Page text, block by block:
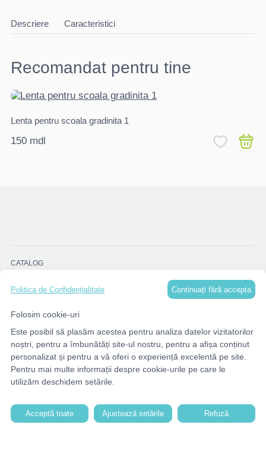
Descriere Caracteristici
Recomandat pentru tine
Lenta pentru scoala gradinita 1
150 mdl
CATALOG
CONTACTE
Politica de Confidențialitate Continuați fără accepta
Folosim cookie-uri
Este posibil să plasăm acestea pentru analiza datelor vizitatorilor
noștri, pentru a îmbunătăți site-ul nostru, pentru a afișa conținut
personalizat și pentru a vă oferi o experiență excelentă pe site.
Pentru mai multe informații despre cookie-urile pe care le
utilizăm deschidem setările.
Acceptă toate Ajustează setările Refuză